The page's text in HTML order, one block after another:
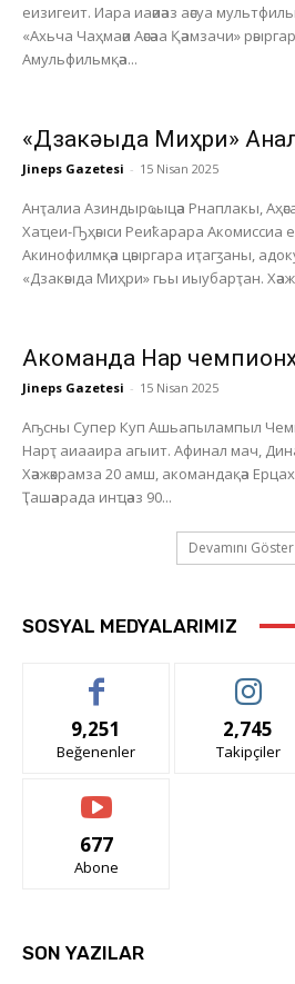
еизигеит. Иара иаәиәаз аәсуа
«Ахьча Чаҳмаәи Аәсәаа Қәамзачи»
Амульфильмқәа...
«Дзакәыда Миҳри»
Jineps Gazetesi - 15 Nisan 2025
Анҭалиа Азиндырҩыцәа Рнаплакы, Аҳәса
Хаҵеи-Ҧҳәыси Реиҟарара Акомиссиа
Акинофилмқәа цәыргара иҭагӡаны,
«Дзакәыда Миҳри» гьы иыубарҭан.
Акоманда Нарҭ
Jineps Gazetesi - 15 Nisan 2025
Аҧсны Супер Куп Ашьапылампыл
Нарҭ аиааира агыит. Афинал мач,
Хәажәкрамза 20 амш, акомандақәа
Ҭашәарада инҵәаз 90...
Devamını Göster
SOSYAL MEDYALARIMIZ
9,251
Beğenenler
2,745
Takipçiler
677
Abone
SON YAZILAR